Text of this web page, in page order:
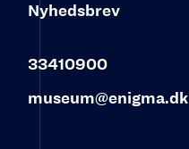
Nyhedsbrev
33410900
museum@enigma.dk